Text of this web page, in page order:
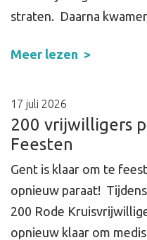
straten. Daarna
Meer lezen
17 juli 2026
200 vrijwilligers
Feesten
Gent is klaar om te
opnieuw paraat!
200 Rode
opnieuw klaar om